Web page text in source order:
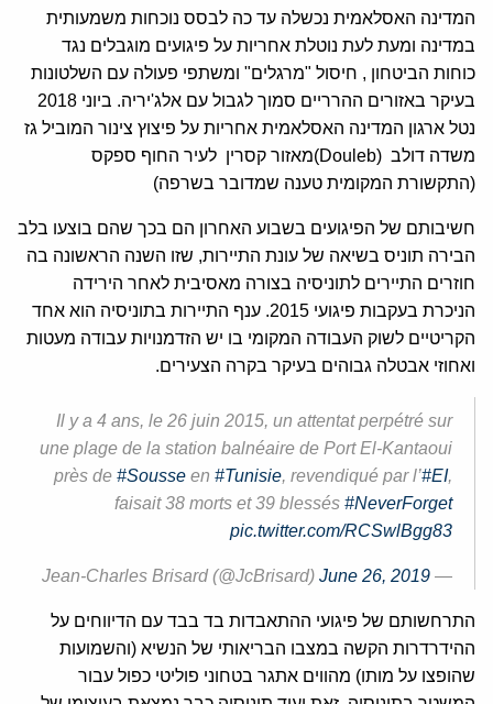
המדינה האסלאמית נכשלה עד כה לבסס נוכחות משמעותית
במדינה ומעת לעת נוטלת אחריות על פיגועים מוגבלים נגד
כוחות הביטחון , חיסול "מרגלים" ומשתפי פעולה עם השלטונות
בעיקר באזורים ההרריים סמוך לגבול עם אלג'יריה. ביוני 2018
נטל ארגון המדינה האסלאמית אחריות על פיצוץ צינור המוביל גז
משדה דולב (Douleb)מאזור קסרין לעיר החוף ספקס
(התקשורת המקומית טענה שמדובר בשרפה)
חשיבותם של הפיגועים בשבוע האחרון הם בכך שהם בוצעו בלב
הבירה תוניס בשיאה של עונת התיירות, שזו השנה הראשונה בה
חוזרים התיירים לתוניסיה בצורה מאסיבית לאחר הירידה
הניכרת בעקבות פיגועי 2015. ענף התיירות בתוניסיה הוא אחד
הקריטיים לשוק העבודה המקומי בו יש הזדמנויות עבודה מעטות
ואחוזי אבטלה גבוהים בעיקר בקרה הצעירים.
Il y a 4 ans, le 26 juin 2015, un attentat perpétré sur
une plage de la station balnéaire de Port El-Kantaoui
près de #Sousse en #Tunisie, revendiqué par l’#EI,
faisait 38 morts et 39 blessés #NeverForget
pic.twitter.com/RCSwlBgg83
— Jean-Charles Brisard (@JcBrisard)
June 26, 2019
התרחשותם של פיגועי ההתאבדות בד בבד עם הדיווחים על
ההידרדרות הקשה במצבו הבריאותי של הנשיא (והשמועות
שהופצו על מותו) מהווים אתגר בטחוני פוליטי כפול עבור